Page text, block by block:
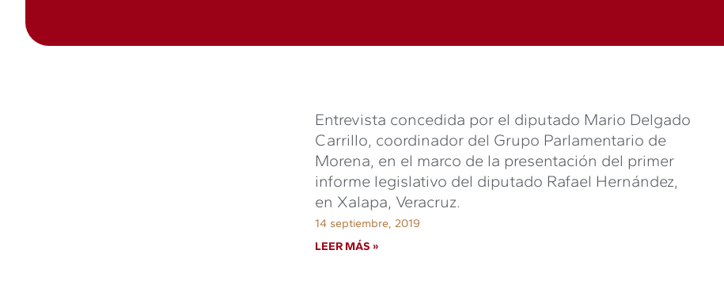
Entrevista concedida por el diputado Mario Delgado
Carrillo, coordinador del Grupo Parlamentario de
Morena, en el marco de la presentación del primer
informe legislativo del diputado Rafael Hernández,
en Xalapa, Veracruz.
14 septiembre, 2019
LEER MÁS »